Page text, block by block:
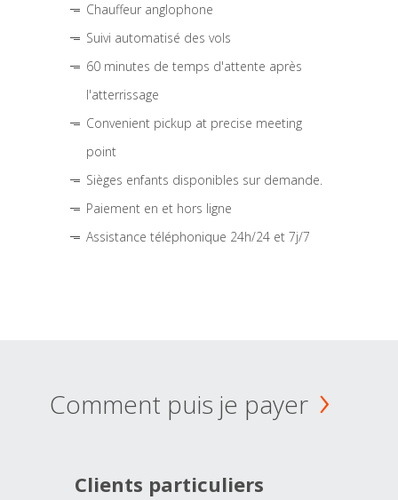
Chauffeur anglophone
Suivi automatisé des vols
60 minutes de temps d'attente après
l'atterrissage
Convenient pickup at precise meeting
point
Sièges enfants disponibles sur demande.
Paiement en et hors ligne
Assistance téléphonique 24h/24 et 7j/7
Comment puis je payer
Clients particuliers